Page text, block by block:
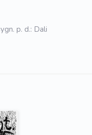
p. d.: Dali